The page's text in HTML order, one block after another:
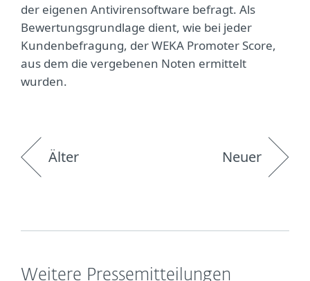
der eigenen Antivirensoftware befragt. Als
Bewertungsgrundlage dient, wie bei jeder
Kundenbefragung, der WEKA Promoter Score,
aus dem die vergebenen Noten ermittelt
wurden.
Älter Neuer
Weitere Pressemitteilungen